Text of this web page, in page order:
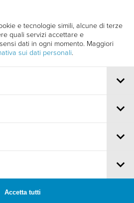
e tecnologie simili, alcune di terze
quali servizi accettare e
dati in ogni momento. Maggiori
sui dati personali.
Accetta tutti
sportivo per la televisione della
servizi. Dal 1990 al 91 ha curato
di viaggio “Azur”. Dal 1992 è
televisivo di montagna
Mittel Deutschen Rundfunk a
Dresda.
1994 - 42^ - pag. 80-83
- 46^ - pag. 120 -121